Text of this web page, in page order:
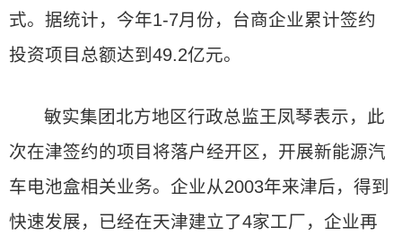
式。据统计，今年1-7月份，台商企业累计签约
投资项目总额达到49.2亿元。
敏实集团北方地区行政总监王凤琴表示，此
次在津签约的项目将落户经开区，开展新能源汽
车电池盒相关业务。企业从2003年来津后，得到
快速发展，已经在天津建立了4家工厂，企业再